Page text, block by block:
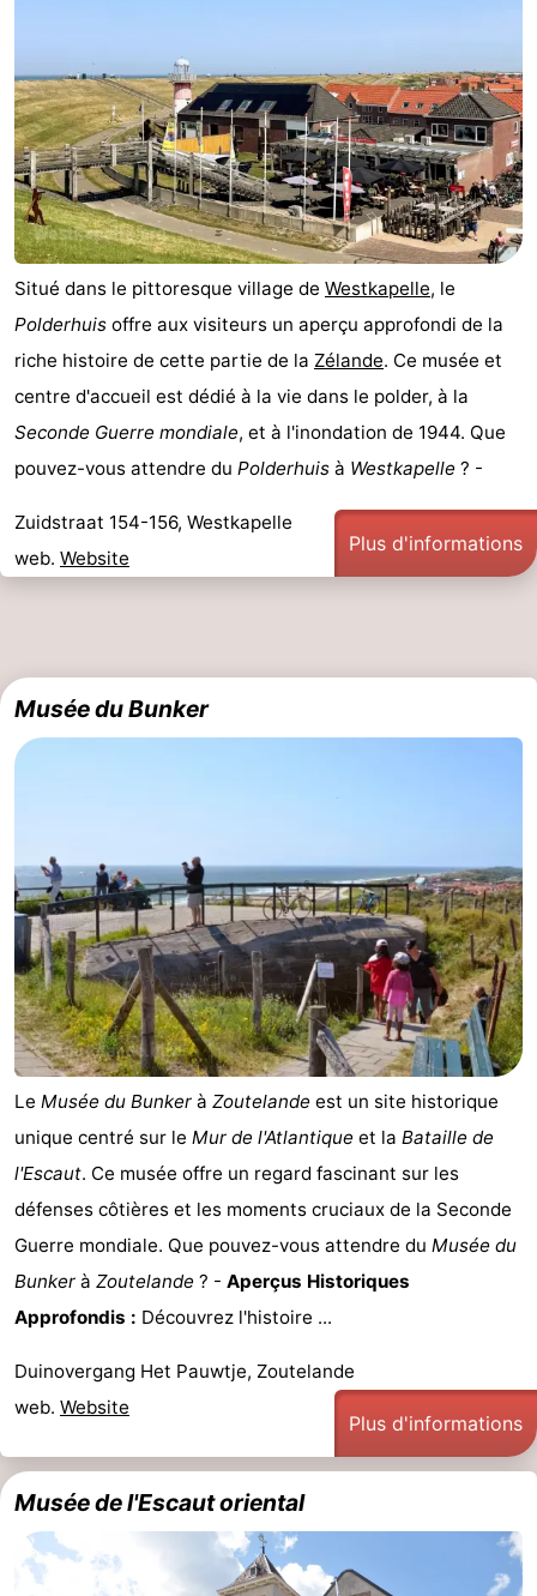
Situé dans le pittoresque village de Westkapelle, le
Polderhuis offre aux visiteurs un aperçu approfondi de la
riche histoire de cette partie de la Zélande. Ce musée et
centre d'accueil est dédié à la vie dans le polder, à la
Seconde Guerre mondiale, et à l'inondation de 1944. Que
pouvez-vous attendre du Polderhuis à Westkapelle ? -
Zuidstraat 154-156, Westkapelle
web. Website
Plus d'informations
Musée du Bunker
Le Musée du Bunker à Zoutelande est un site historique
unique centré sur le Mur de l'Atlantique et la Bataille de
l'Escaut. Ce musée offre un regard fascinant sur les
défenses côtières et les moments cruciaux de la Seconde
Guerre mondiale. Que pouvez-vous attendre du Musée du
Bunker à Zoutelande ? - Aperçus Historiques
Approfondis : Découvrez l'histoire ...
Duinovergang Het Pauwtje, Zoutelande
web. Website
Plus d'informations
Musée de l'Escaut oriental